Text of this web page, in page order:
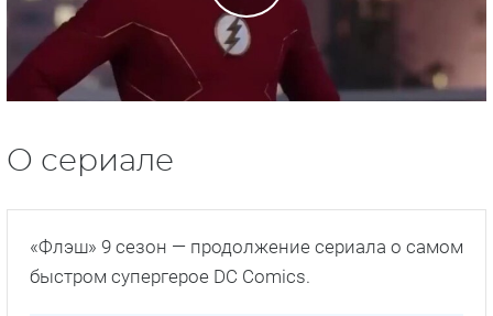
О сериале
«Флэш» 9 сезон — продолжение сериала о самом
быстром супергерое DC Comics.